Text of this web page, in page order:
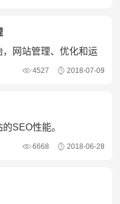
网站管理、优化和运
4527 2018-07-09
SEO性能。
6668 2018-06-28